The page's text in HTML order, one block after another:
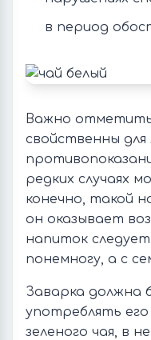
в период
Важно
свойственны для
редких случаях
конечно, такой
он оказывает
напиток
понемногу, а с
Заварка должна
употреблять
зеленого чая, в